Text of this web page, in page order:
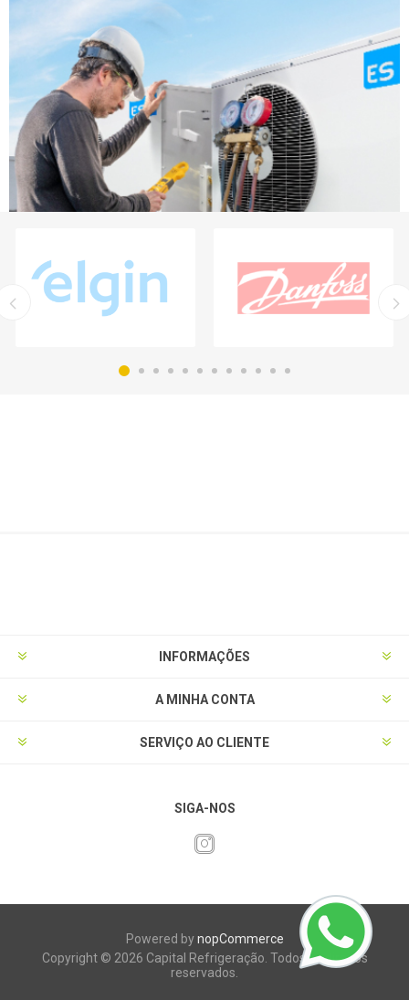
INFORMAÇÕES
A MINHA CONTA
SERVIÇO AO CLIENTE
SIGA-NOS
Powered bynopCommerce
Copyright © 2026 Capital Refrigeração. Todos os direitos
reservados.